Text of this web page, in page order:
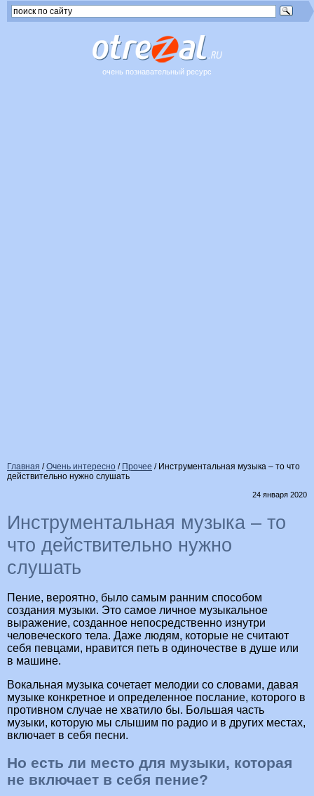
очень познавательный ресурс
Главная /Очень интересно / Прочее / Инструментальная музыка – то что
действительно нужно слушать
24 января 2020
Инструментальная музыка – то
что действительно нужно
слушать
Пение, вероятно, было самым ранним способом
создания музыки. Это самое личное музыкальное
выражение, созданное непосредственно изнутри
человеческого тела. Даже людям, которые не считают
себя певцами, нравится петь в одиночестве в душе или
в машине.
Вокальная музыка сочетает мелодии со словами, давая
музыке конкретное и определенное послание, которого в
противном случае не хватило бы. Большая часть
музыки, которую мы слышим по радио и в других местах,
включает в себя песни.
Но есть ли место для музыки, которая
не включает в себя пение?